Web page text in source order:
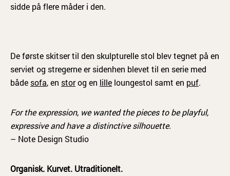
sidde på flere måder i den.
De første skitser til den skulpturelle stol blev tegnet på en
serviet og stregerne er sidenhen blevet til en serie med
både sofa, en storog en lille loungestol samt en puf.
For the expression, we wanted the pieces to be playful,
expressive and have a distinctive silhouette.
– Note Design Studio
Organisk. Kurvet. Utraditionelt.